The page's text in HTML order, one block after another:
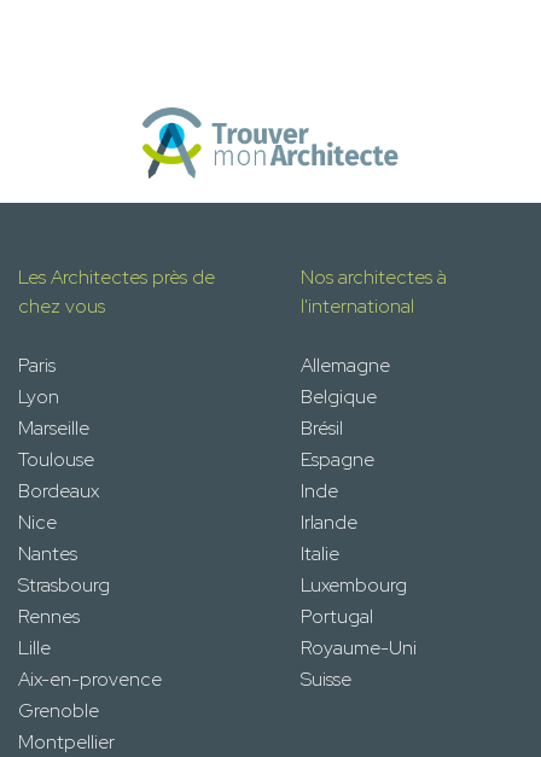
Les Architectes près de
chez vous
Paris
Lyon
Marseille
Toulouse
Bordeaux
Nice
Nantes
Strasbourg
Rennes
Lille
Aix-en-provence
Grenoble
Montpellier
Nos architectes à
l'international
Allemagne
Belgique
Brésil
Espagne
Inde
Irlande
Italie
Luxembourg
Portugal
Royaume-Uni
Suisse